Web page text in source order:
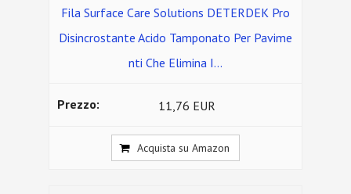
Fila Surface Care Solutions DETERDEK Pro
Disincrostante Acido Tamponato Per Pavime
nti Che Elimina I...
11,76 EUR
Acquista su Amazon